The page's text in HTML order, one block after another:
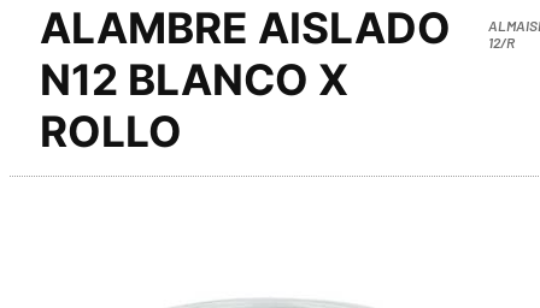
ALAMBRE AISLADO
N12 BLANCO X
ROLLO
12/R